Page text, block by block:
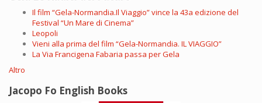
Il film “Gela-Normandia.Il Viaggio” vince la 43a edizione del
Festival “Un Mare di Cinema”
Leopoli
Vieni alla prima del film “Gela-Normandia. IL VIAGGIO”
La Via Francigena Fabaria passa per Gela
Altro
Jacopo Fo English Books